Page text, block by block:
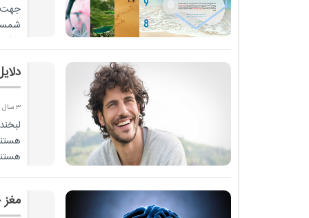
نمایید.
3 سال پیش